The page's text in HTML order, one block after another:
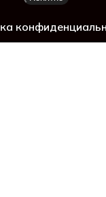
корзины